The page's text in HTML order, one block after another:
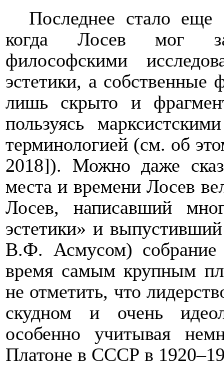
Последнее стало еще
когда Лосев мог
философскими
эстетики, а собственные
лишь скрыто и
пользуясь
терминологией (см. об
2018]). Можно даже
места и времени Лосев
Лосев, написавший
эстетики» и
В.Ф. Асмусом)
время самым крупным
не отметить, что
скудном и очень
особенно учитывая
Платоне в СССР в